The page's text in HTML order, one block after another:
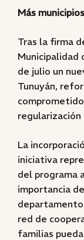
Más
Tras la firma
Municipalidad
de julio un
Tunuyán,
regularización
La
iniciativa
del programa
importancia
red de
familias